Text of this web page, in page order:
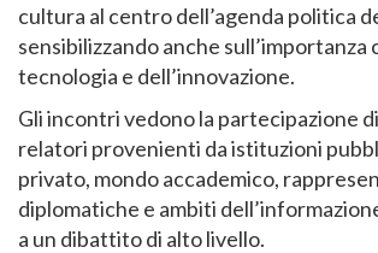
cultura al centro dell’agenda politica
sensibilizzando anche sull’importanza
tecnologia e dell’innovazione.
Gli incontri vedono la partecipazione
relatori provenienti da istituzioni
privato, mondo accademico,
diplomatiche e ambiti
a un dibattito di alto livello.